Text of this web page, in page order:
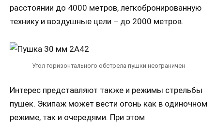
расстоянии до 4000 метров, легкобронированную
технику и воздушные цели – до 2000 метров.
Угол горизонтального обстрела пушки неограничен
Интерес представляют также и режимы стрельбы
пушек. Экипаж может вести огонь как в одиночном
режиме, так и очередями. При этом